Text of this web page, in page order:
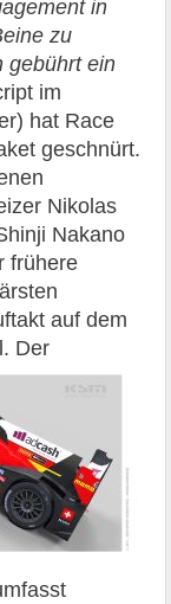
in
zu
gebührt ein
im
hat Race
geschnürt.
Nikolas
Nakano
frühere
auf dem
Der